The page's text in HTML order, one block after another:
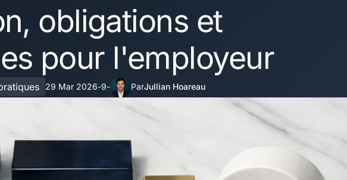
obligations et
pour l'employeur
29 Mar 2026-9- ParJullian Hoareau